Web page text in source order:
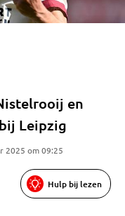
en
Leipzig
2025 om 09:25
Hulp bij lezen